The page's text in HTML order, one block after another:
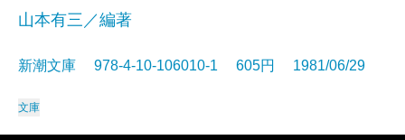
山本有三／編著
新潮文庫 978-4-10-106010-1 605円 1981/06/29
文庫